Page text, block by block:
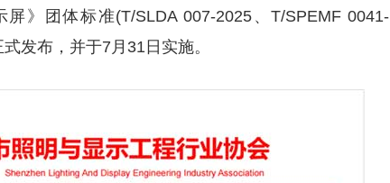
》团体标准(T/SLDA 007-2025、T/SPEMF 0041-
发布，并于7月31日实施。